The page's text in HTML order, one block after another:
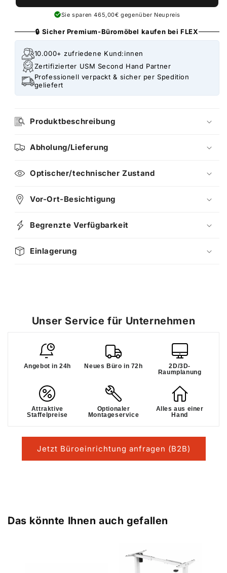
Sie sparen 465,00€ gegenüber Neupreis
🔒 Sicher Premium-Büromöbel kaufen bei FLEX
10.000+ zufriedene Kund:innen
Zertifizierter USM Second Hand Partner
Professionell verpackt & sicher per Spedition
geliefert
Produktbeschreibung
Abholung/Lieferung
Optischer/technischer Zustand
Vor-Ort-Besichtigung
Begrenzte Verfügbarkeit
Einlagerung
Unser Service für Unternehmen
Angebot in 24h Neues Büro in 72h
2D/3D-
Raumplanung
Attraktive
Staffelpreise
Optionaler
Montageservice
Alles aus einer
Hand
Jetzt Büroeinrichtung anfragen (B2B)
Das könnte Ihnen auch gefallen